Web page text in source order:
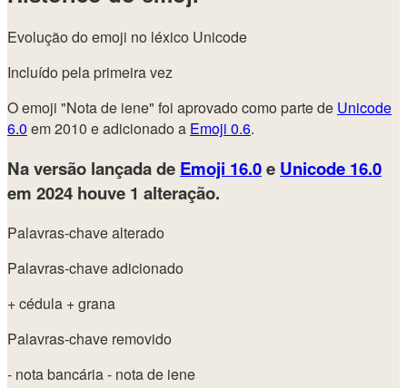
Evolução do emoji no léxico Unicode
Incluído pela primeira vez
O emoji "Nota de iene" foi aprovado como parte de Unicode
6.0 em 2010 e adicionado a Emoji 0.6.
Na versão lançada de Emoji 16.0e Unicode 16.0
em 2024 houve 1 alteração.
Palavras-chave alterado
Palavras-chave adicionado
+ cédula + grana
Palavras-chave removido
- nota bancária- nota de iene